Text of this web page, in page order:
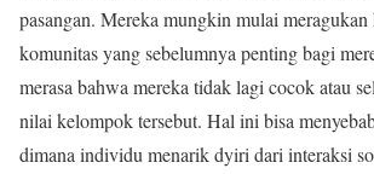
pasangan. Mereka mungkin mulai meragukan
komunitas yang sebelumnya penting bagi
merasa bahwa mereka tidak lagi cocok atau
nilai kelompok tersebut. Hal ini bisa
dimana individu menarik dyiri dari interaksi